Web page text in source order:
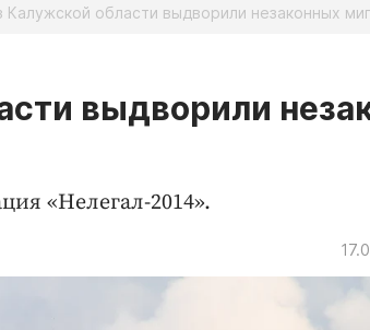
Калужской области выдворили незаконных
выдворили
«Нелегал-2014».